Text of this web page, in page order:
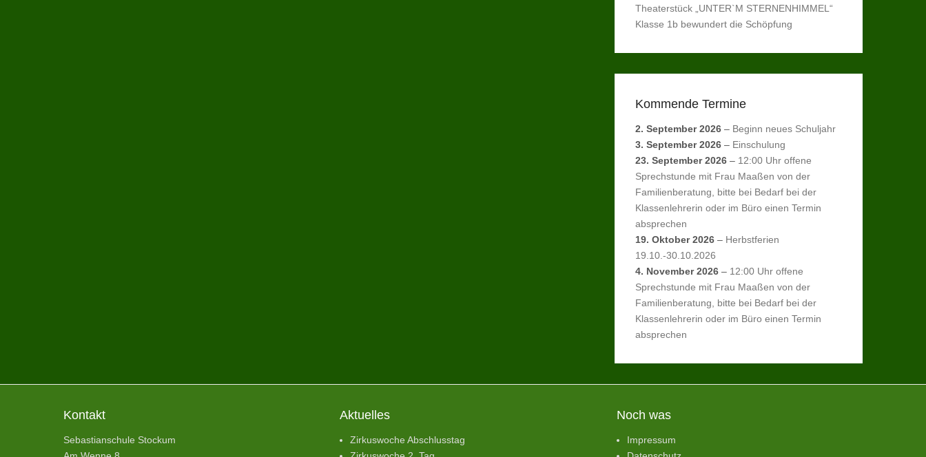
Theaterstück „UNTER`M STERNENHIMMEL“
Klasse 1b bewundert die Schöpfung
Kommende Termine
2. September 2026 – Beginn neues Schuljahr
3. September 2026 – Einschulung
23. September 2026 – 12:00 Uhr offene
Sprechstunde mit Frau Maaßen von der
Familienberatung, bitte bei Bedarf bei der
Klassenlehrerin oder im Büro einen Termin
absprechen
19. Oktober 2026 – Herbstferien
19.10.-30.10.2026
4. November 2026 – 12:00 Uhr offene
Sprechstunde mit Frau Maaßen von der
Familienberatung, bitte bei Bedarf bei der
Klassenlehrerin oder im Büro einen Termin
absprechen
Kontakt
Sebastianschule Stockum
Aktuelles
Zirkuswoche Abschlusstag
Noch was
Impressum